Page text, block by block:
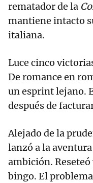
rematador de la
mantiene intacto
italiana.
Luce cinco
De romance en
un esprint lejano.
después de
Alejado de la
lanzó a la
ambición.
bingo. El